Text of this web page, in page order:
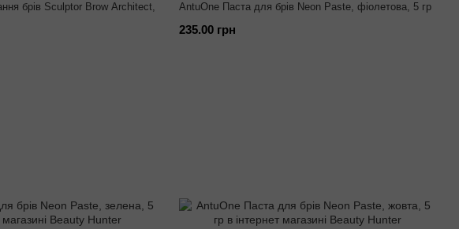
брів Sculptor Brow Architect,
AntuOne Паста для брів Neon Paste, фіолетова, 5 гр
235.00 грн